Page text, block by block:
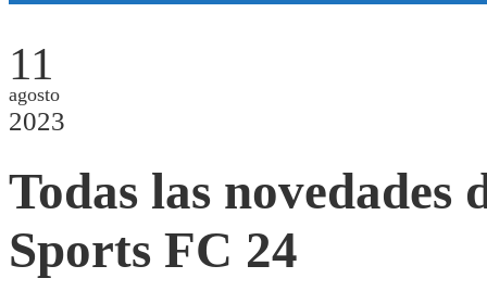
11
agosto
2023
Todas las novedades
Sports FC 24